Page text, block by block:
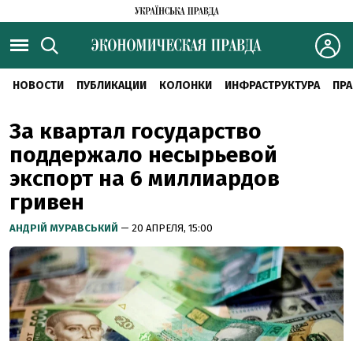
НОВОСТИ ПУБЛИКАЦИИ КОЛОНКИ ИНФРАСТРУКТУРА
За квартал государство
поддержало несырьевой
экспорт на 6 миллиардов
гривен
АНДРІЙ МУРАВСЬКИЙ — 20 АПРЕЛЯ, 15:00